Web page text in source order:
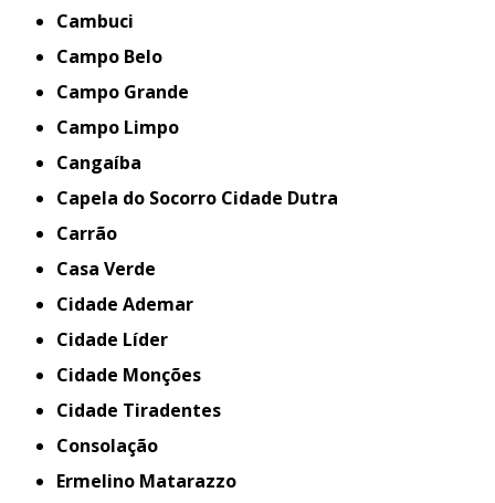
Cambuci
Campo Belo
Campo Grande
Campo Limpo
Cangaíba
Capela do Socorro Cidade Dutra
Carrão
Casa Verde
Cidade Ademar
Cidade Líder
Cidade Monções
Cidade Tiradentes
Consolação
Ermelino Matarazzo